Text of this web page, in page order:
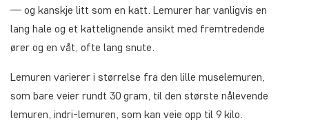
— og kanskje litt som en katt. Lemurer har vanligvis en
lang hale og et kattelignende ansikt med fremtredende
ører og en våt, ofte lang snute.
Lemuren varierer i størrelse fra den lille muselemuren,
som bare veier rundt 30 gram, til den største nålevende
lemuren, indri-lemuren, som kan veie opp til 9 kilo.